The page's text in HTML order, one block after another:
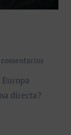
directa?